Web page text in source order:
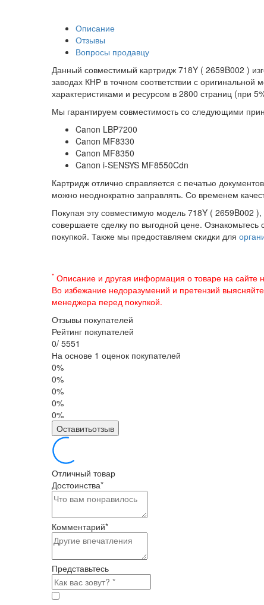
Описание
Отзывы
Вопросы продавцу
Данный совместимый картридж 718Y ( 2659B002 )
заводах КНР в точном соответствии с
характеристиками и ресурсом в 2800 страниц (при
Мы гарантируем совместимость со следующими
Canon LBP7200
Canon MF8330
Canon MF8350
Canon i-SENSYS MF8550Cdn
Картридж отлично справляется с печатью
можно неоднократно заправлять. Со временем
Покупая эту совместимую модель 718Y ( 2659B002
совершаете сделку по выгодной цене. Ознакомьтесь
покупкой. Также мы предоставляем скидки для
* Описание и другая информация о товаре на сайте
Во избежание недоразумений и претензий
менеджера перед покупкой.
Отзывы покупателей
Рейтинг покупателей
0/ 5551
На основе 1 оценок покупателей
0%
0%
0%
0%
0%
Оставитьотзыв
Отличный товар
Достоинства*
Комментарий*
Представьтесь